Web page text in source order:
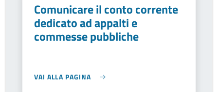
Comunicare il conto corrente
dedicato ad appalti e
commesse pubbliche
VAI ALLA PAGINA